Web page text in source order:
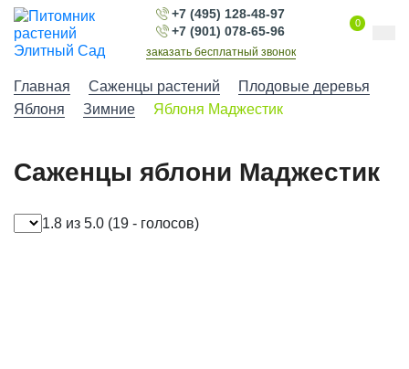
+7 (495) 128-48-97
+7 (901) 078-65-96
заказать бесплатный звонок
0
Главная Саженцы растений
Плодовые деревья
Яблоня
Зимние Яблоня Маджестик
Саженцы яблони Маджестик
1.8 из 5.0 (19 - голосов)